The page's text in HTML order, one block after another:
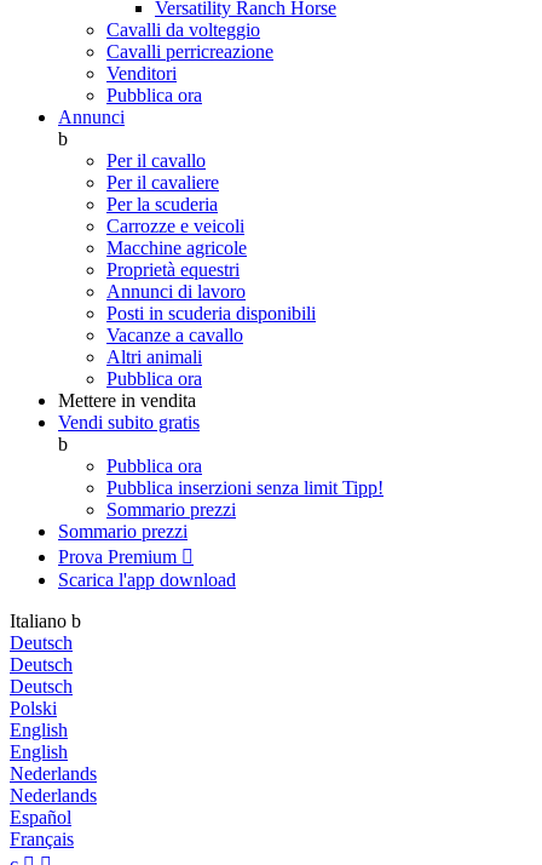
Versatility Ranch Horse
Cavalli da volteggio
Cavalli perricreazione
Venditori
Pubblica ora
Annunci
b
Per il cavallo
Per il cavaliere
Per la scuderia
Carrozze e veicoli
Macchine agricole
Proprietà equestri
Annunci di lavoro
Posti in scuderia disponibili
Vacanze a cavallo
Altri animali
Pubblica ora
Mettere in vendita
Vendi subito gratis
b
Pubblica ora
Pubblica inserzioni senza limit Tipp!
Sommario prezzi
Sommario prezzi
Prova Premium 
Scarica l'app download
Italiano b
Deutsch
Deutsch
Deutsch
Polski
English
English
Nederlands
Nederlands
Español
Français